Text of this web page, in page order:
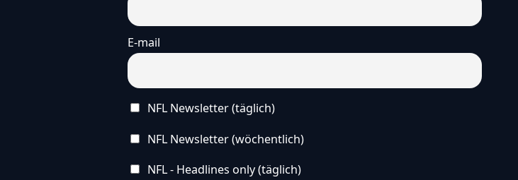
E-mail
NFL Newsletter (täglich)
NFL Newsletter (wöchentlich)
NFL - Headlines only (täglich)